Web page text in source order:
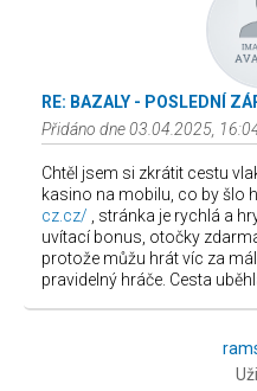
RE: BAZALY - POSLEDNÍ
Přidáno dne 03.04.2025,
Chtěl jsem si zkrátit cestu
kasino na mobilu, co by šlo
cz.cz/ , stránka je rychlá a
uvítací bonus, otočky
protože můžu hrát víc za
pravidelný hráče. Cesta